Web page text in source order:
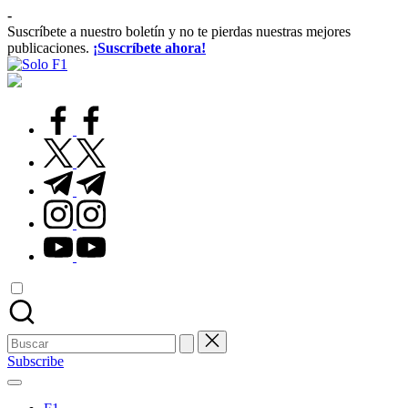
Saltar
al
contenido
-
Suscríbete a nuestro boletín y no te pierdas nuestras mejores
publicaciones. ¡Suscríbete ahora!
Para
facebook.com
twitter.com
t.me
instagram.com
youtube.com
Buscar:
Subscribe